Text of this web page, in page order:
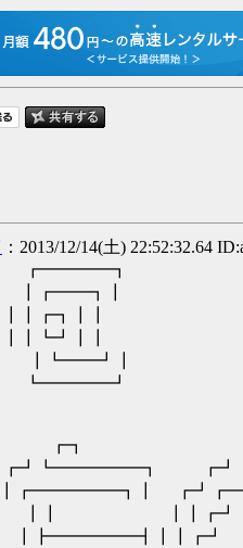
：2013/12/14(土) 22:52:32.64
┏┓
┃┃┏┛┏┛